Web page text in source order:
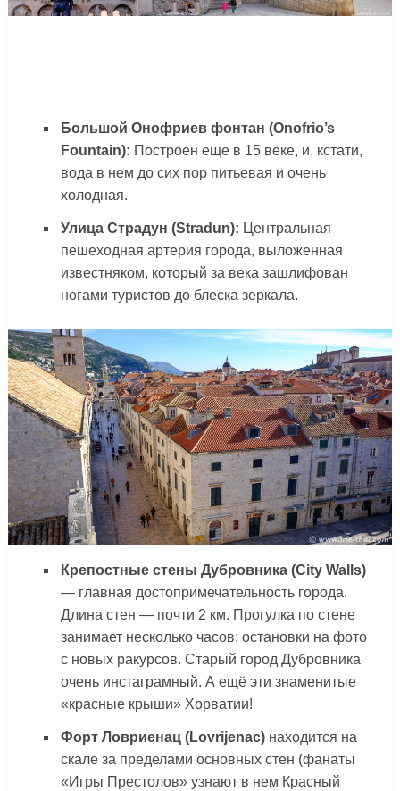
Большой Онофриев фонтан (Onofrio’s
Fountain): Построен еще в 15 веке, и, кстати,
вода в нем до сих пор питьевая и очень
холодная.
Улица Страдун (Stradun): Центральная
пешеходная артерия города, выложенная
известняком, который за века зашлифован
ногами туристов до блеска зеркала.
Крепостные стены Дубровника (City Walls)
— главная достопримечательность города.
Длина стен — почти 2 км. Прогулка по стене
занимает несколько часов: остановки на фото
с новых ракурсов. Старый город Дубровника
очень инстаграмный. А ещё эти знаменитые
«красные крыши» Хорватии!
Форт Ловриенац (Lovrijenac)находится на
скале за пределами основных стен (фанаты
«Игры Престолов» узнают в нем Красный